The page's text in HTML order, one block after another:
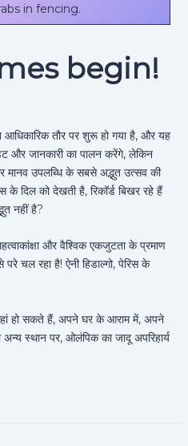
in fencing.
begin!
तौर पर शुरू हो गया है, और यह
और जानकारी का पालन करेंगे, लेकिन
उपलब्धि के सबसे अद्भुत उत्सव की
के दिल को देखती है, रिकॉर्ड बिखर रहे हैं
नहीं है?
और वैश्विक एकजुटता के प्रमाण
चल रहा है! ऐनी हिडाल्गो, पेरिस के
हो सकते हैं, अपने घर के आराम में, अपने
स्थान पर, ओलंपिक का जादू अपरिहार्य